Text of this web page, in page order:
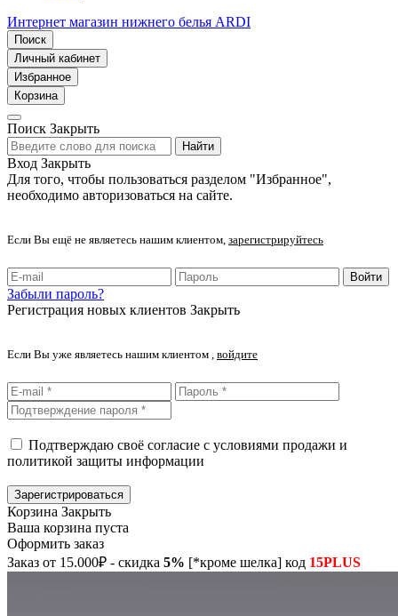
Интернет магазин нижнего белья ARDI
Поиск
Личный кабинет
Избранное
Корзина
Поиск Закрыть
Найти
Вход Закрыть
Для того, чтобы пользоваться разделом "Избранное",
необходимо авторизоваться на сайте.
Если Вы ещё не являетесь нашим клиентом, зарегистрируйтесь
Войти
Забыли пароль?
Регистрация новых клиентов Закрыть
Если Вы уже являетесь нашим клиентом , войдите
Подтверждаю своё согласие с условиями продажи и
политикой защиты информации
Зарегистрироваться
Корзина Закрыть
Ваша корзина пуста
Оформить заказ
Заказ от 15.000₽ - скидка 5% [*кроме шелка] код 15PLUS